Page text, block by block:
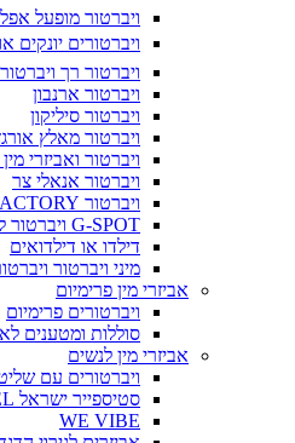
ויברטור מופעל
ויברטורים
ויברטור רך
ויברטור ארנבון
ויברטור סיליקון
ויברטור מאלץ
ויברטור ואביזרי
ויברטור אנאלי צר
ויברטור FUN FACTORY
G-SPOT ויברטור לנקודת ה ג'י
דילדו או דילדואים
מיני ויברטור
אביזרי מין פרימיום
ויברטורים פרימיום
סוללות ומטענים
אביזרי מין לנשים
ויברטורים עם
סטיספייר ישראל SATISFYER IN ISRAEL
WE VIBE